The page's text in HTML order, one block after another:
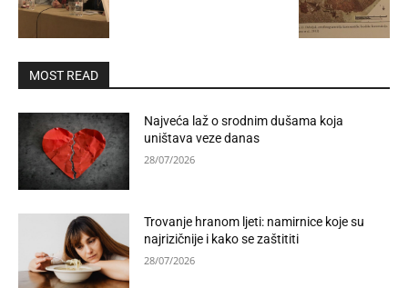
MOST READ
Najveća laž o srodnim dušama koja
uništava veze danas
28/07/2026
Trovanje hranom ljeti: namirnice koje su
najrizičnije i kako se zaštititi
28/07/2026